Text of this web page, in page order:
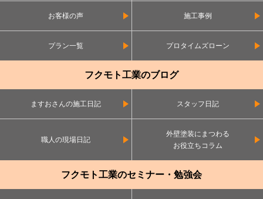
お客様の声 施工事例
プラン一覧 プロタイムズローン
フクモト工業のブログ
ますおさんの施工日記 スタッフ日記
職人の現場日記
外壁塗装にまつわる
お役立ちコラム
フクモト工業のセミナー・勉強会